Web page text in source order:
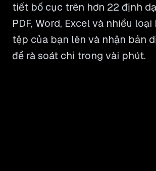
tiết bố cục trên hơn 22 định
PDF, Word, Excel và nhiều loại
tệp của bạn lên và nhận bản
để rà soát chỉ trong vài phút.